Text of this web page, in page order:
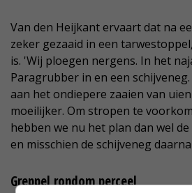
Van den Heijkant ervaart dat na
zeker gezaaid in een
is. 'Wij ploegen nergens. In het
Paragrubber in en een
aan het ondiepere zaaien van
moeilijker. Om stropen te
hebben we nu het plan dan wel
en misschien de schijveneg
Greppel rondom perceel